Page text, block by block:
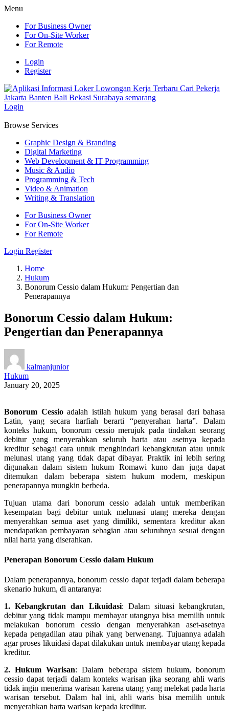
Menu
For Business Owner
For On-Site Worker
For Remote
Login
Register
Login
Browse Services
Graphic Design & Branding
Digital Marketing
Web Development & IT Programming
Music & Audio
Programming & Tech
Video & Animation
Writing & Translation
For Business Owner
For On-Site Worker
For Remote
Login Register
Home
Hukum
Bonorum Cessio dalam Hukum: Pengertian dan
Penerapannya
Bonorum Cessio dalam Hukum:
Pengertian dan Penerapannya
kalmanjunior
Hukum
January 20, 2025
Bonorum Cessioadalah istilah hukum yang berasal dari bahasa
Latin, yang secara harfiah berarti “penyerahan harta”. Dalam
konteks hukum, bonorum cessio merujuk pada tindakan seorang
debitur yang menyerahkan seluruh harta atau asetnya kepada
kreditur sebagai cara untuk menghindari kebangkrutan atau untuk
melunasi utang yang tidak dapat dibayar. Praktik ini lebih sering
digunakan dalam sistem hukum Romawi kuno dan juga dapat
ditemukan dalam beberapa sistem hukum modern, meskipun
penerapannya mungkin berbeda.
Tujuan utama dari bonorum cessio adalah untuk memberikan
kesempatan bagi debitur untuk melunasi utang mereka dengan
menyerahkan semua aset yang dimiliki, sementara kreditur akan
mendapatkan pembayaran sebagian atau seluruhnya sesuai dengan
nilai harta yang diserahkan.
Penerapan Bonorum Cessio dalam Hukum
Dalam penerapannya, bonorum cessio dapat terjadi dalam beberapa
skenario hukum, di antaranya:
1. Kebangkrutan dan Likuidasi: Dalam situasi kebangkrutan,
debitur yang tidak mampu membayar utangnya bisa memilih untuk
melakukan bonorum cessio dengan menyerahkan aset-asetnya
kepada pengadilan atau pihak yang berwenang. Tujuannya adalah
agar proses likuidasi dapat dilakukan untuk membayar utang kepada
kreditur.
2. Hukum Warisan: Dalam beberapa sistem hukum, bonorum
cessio dapat terjadi dalam konteks warisan jika seorang ahli waris
tidak ingin menerima warisan karena utang yang melekat pada harta
warisan tersebut. Dalam hal ini, ahli waris bisa memilih untuk
menyerahkan harta warisan kepada kreditur.